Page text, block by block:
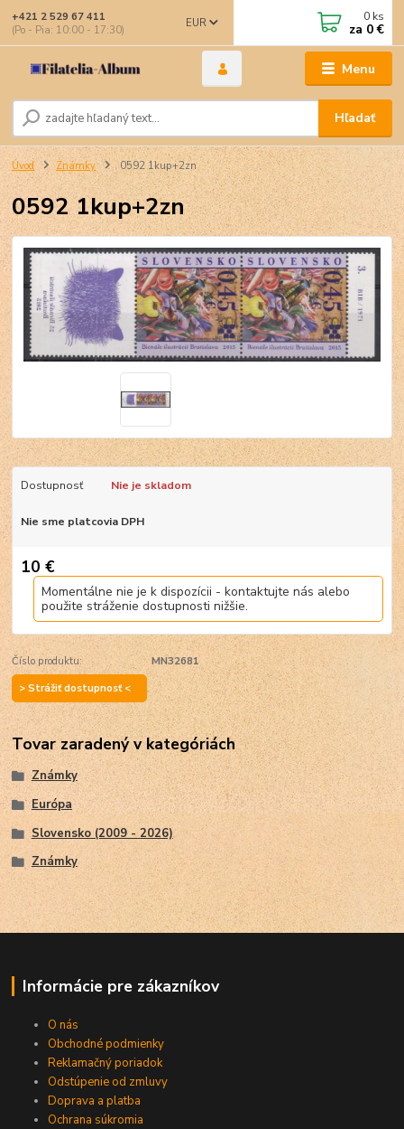
Menu
EUR
Hľadať
+421 2 529 67 411
(Po - Pia: 10:00 - 17:30)
0 ks
za 0 €
Úvod Známky 0592 1kup+2zn
0592 1kup+2zn
Dostupnosť Nie je skladom
Nie sme platcovia DPH
10 €
Momentálne nie je k dispozícii - kontaktujte nás alebo
použite stráženie dostupnosti nižšie.
Číslo produktu:
MN32681
> Strážiť dostupnosť <
Tovar zaradený v kategóriách
Známky
Európa
Slovensko (2009 - 2026)
Známky
Informácie pre zákazníkov
O nás
Obchodné podmienky
Reklamačný poriadok
Odstúpenie od zmluvy
Doprava a platba
Ochrana súkromia